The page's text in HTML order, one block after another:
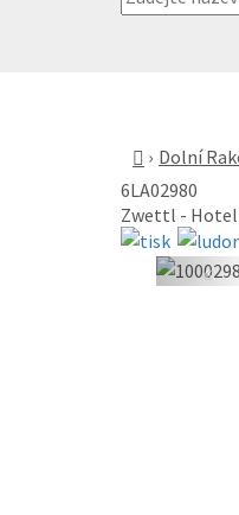
Dolní
6LA02980
Zwettl - Hotel
«